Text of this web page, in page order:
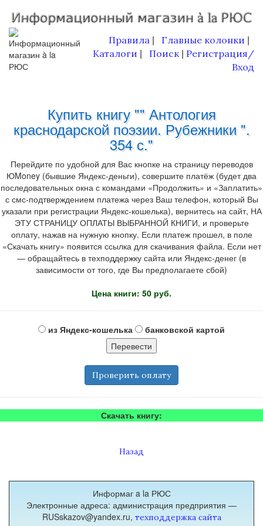
Правила Главные колонки
Каталоги Поиск
Регистрация/
Вход
Купить книгу "" Антология
краснодарской поэзии. Рубежники ".
354 с."
Перейдите по удобной для Вас кнопке на страницу переводов
ЮMoney (бывшие Яндекс-деньги), совершите платёж (будет два
последовательных окна с командами «Продолжить» и «Заплатить»
с смс-подтверждением платежа через Ваш телефон, который Вы
указали при регистрации Яндекс-кошелька), вернитесь на сайт, НА
ЭТУ СТРАНИЦУ ОПЛАТЫ ВЫБРАННОЙ КНИГИ, и проверьте
оплату, нажав на нужную кнопку. Если платеж прошел, в поле
«Скачать книгу» появится ссылка для скачивания файла. Если нет
— обращайтесь в техподдержку сайта или Яндекс-денег (в
зависимости от того, где Вы предполагаете сбой)
Цена книги: 50 руб.
из Яндекс-кошелька банковской картой
Проверить оплату
Скачать книгу:
Назад
Информаг a la РЮС
Электронные адреса: администрация предприятия —
RUSskazov@yandex.ru, техподдержка сайта